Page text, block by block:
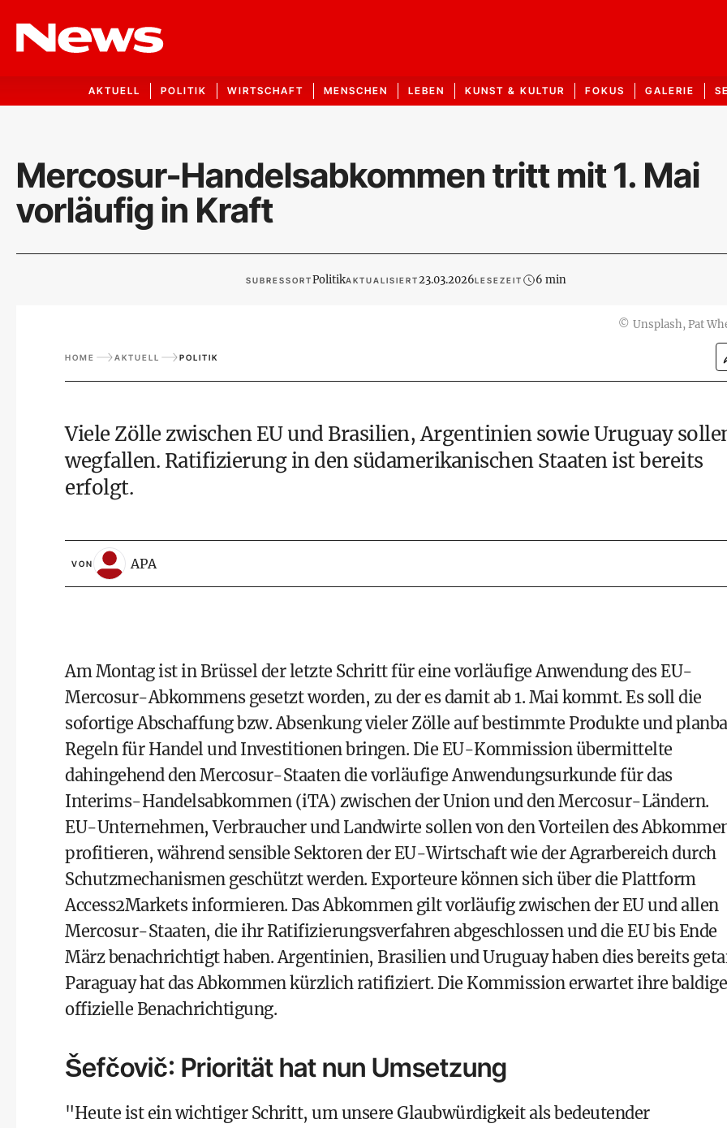
AKTUELL POLITIK WIRTSCHAFT MENSCHEN LEBEN KUNST & KULTUR FOKUS GALERIE
Mercosur-Handelsabkommen tritt mit 1. Mai
vorläufig in Kraft
SUBRESSORTPolitikAKTUALISIERT23.03.2026LESEZEIT 6 min
© Unsplash, Pat
HOME AKTUELL POLITIK
Viele Zölle zwischen EU und Brasilien, Argentinien sowie Uruguay
wegfallen. Ratifizierung in den südamerikanischen Staaten ist bereits
erfolgt.
VON APA
Am Montag ist in Brüssel der letzte Schritt für eine vorläufige Anwendung des EU-
Mercosur-Abkommens gesetzt worden, zu der es damit ab 1. Mai kommt. Es soll die
sofortige Abschaffung bzw. Absenkung vieler Zölle auf bestimmte Produkte und
Regeln für Handel und Investitionen bringen. Die EU-Kommission übermittelte
dahingehend den Mercosur-Staaten die vorläufige Anwendungsurkunde für das
Interims-Handelsabkommen (iTA) zwischen der Union und den Mercosur-Ländern.
EU-Unternehmen, Verbraucher und Landwirte sollen von den Vorteilen des
profitieren, während sensible Sektoren der EU-Wirtschaft wie der Agrarbereich durch
Schutzmechanismen geschützt werden. Exporteure können sich über die Plattform
Access2Markets informieren. Das Abkommen gilt vorläufig zwischen der EU und allen
Mercosur-Staaten, die ihr Ratifizierungsverfahren abgeschlossen und die EU bis Ende
März benachrichtigt haben. Argentinien, Brasilien und Uruguay haben dies bereits
Paraguay hat das Abkommen kürzlich ratifiziert. Die Kommission erwartet ihre baldige
offizielle Benachrichtigung.
Šefčovič: Priorität hat nun Umsetzung
"Heute ist ein wichtiger Schritt, um unsere Glaubwürdigkeit als bedeutender